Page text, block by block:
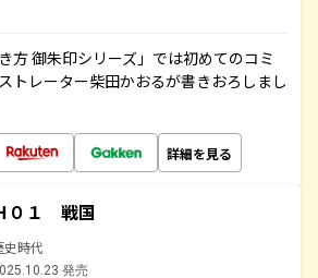
方 御朱印シリーズ」では初めてのコミ
トレーター柴田かおるが書きおろしまし
詳細を見る
０１ 戦国
史時代
発売